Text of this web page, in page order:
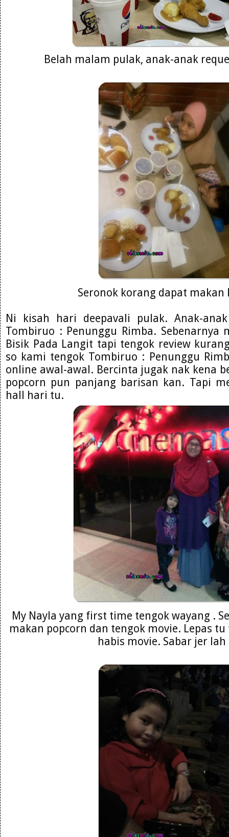
Belah malam pulak, anak-anak
Seronok korang dapat makan
Ni kisah hari deepavali pulak. Anak-
Tombiruo : Penunggu Rimba. Sebenarnya
Bisik Pada Langit tapi tengok review
so kami tengok Tombiruo : Penunggu
online awal-awal. Bercinta jugak nak kena
popcorn pun panjang barisan kan. Tapi
hall hari tu.
My Nayla yang first time tengok wayang .
makan popcorn dan tengok movie. Lepas
habis movie. Sabar jer lah